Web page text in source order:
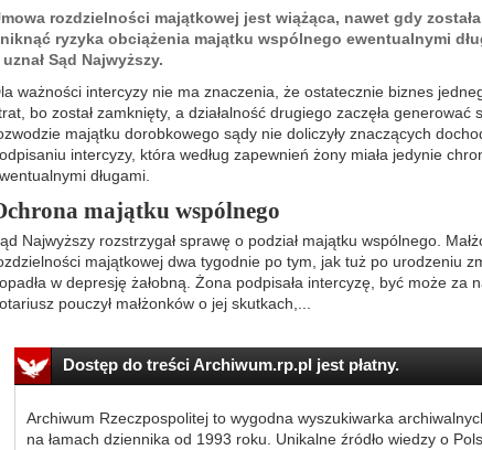
rozdzielności majątkowej jest wiążąca, nawet gdy
ryzyka obciążenia majątku wspólnego ewentualnymi
uznał Sąd Najwyższy.
ważności intercyzy nie ma znaczenia, że ostatecznie biznes
bo został zamknięty, a działalność drugiego zaczęła
majątku dorobkowego sądy nie doliczyły znaczących
intercyzy, która według zapewnień żony miała jedynie
długami.
majątku wspólnego
Najwyższy rozstrzygał sprawę o podział majątku wspólnego.
majątkowej dwa tygodnie po tym, jak tuż po urodzeniu
w depresję żałobną. Żona podpisała intercyzę, być może za
pouczył małżonków o jej skutkach,...
Dostęp do treści Archiwum.rp.pl jest płatny.
Archiwum Rzeczpospolitej to wygodna wyszukiwarka
na łamach dziennika od 1993 roku. Unikalne źródło wiedzy o